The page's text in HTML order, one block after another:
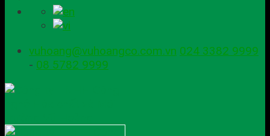
vuhoang@vuhoangco.com.vn 024 3382 9999
- 08 5782 9999